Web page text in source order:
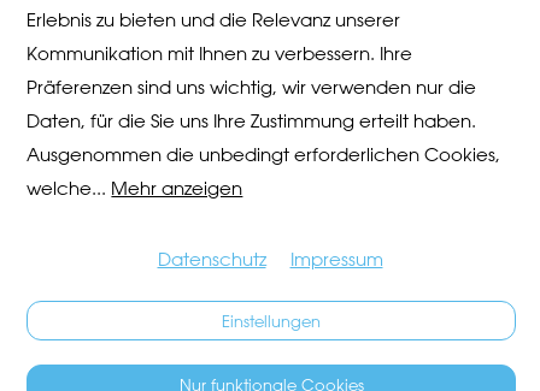
Erlebnis zu bieten und die Relevanz unserer
Kommunikation mit Ihnen zu verbessern. Ihre
Präferenzen sind uns wichtig, wir verwenden nur die
Daten, für die Sie uns Ihre Zustimmung erteilt haben.
Ausgenommen die unbedingt erforderlichen Cookies,
welche... Mehr anzeigen
Datenschutz Impressum
Einstellungen
Nur funktionale Cookies